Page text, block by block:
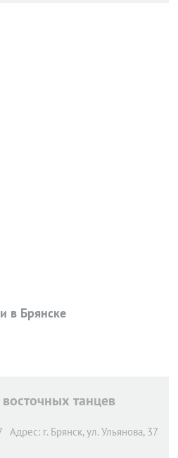
в Брянске
танцев
Адрес: г. Брянск, ул. Ульянова, 37